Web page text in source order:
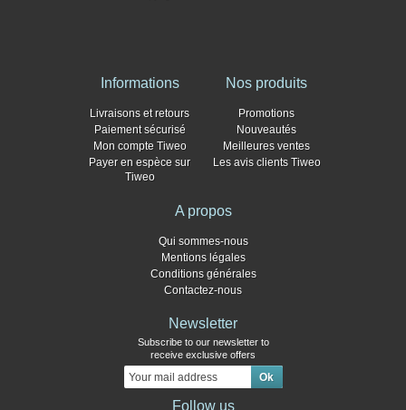
Informations
Livraisons et retours
Paiement sécurisé
Mon compte Tiweo
Payer en espèce sur
Tiweo
Nos produits
Promotions
Nouveautés
Meilleures ventes
Les avis clients Tiweo
A propos
Qui sommes-nous
Mentions légales
Conditions générales
Contactez-nous
Newsletter
Subscribe to our newsletter to
receive exclusive offers
Follow us